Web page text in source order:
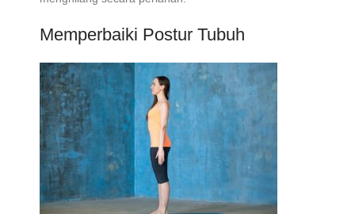
Memperbaiki Postur Tubuh